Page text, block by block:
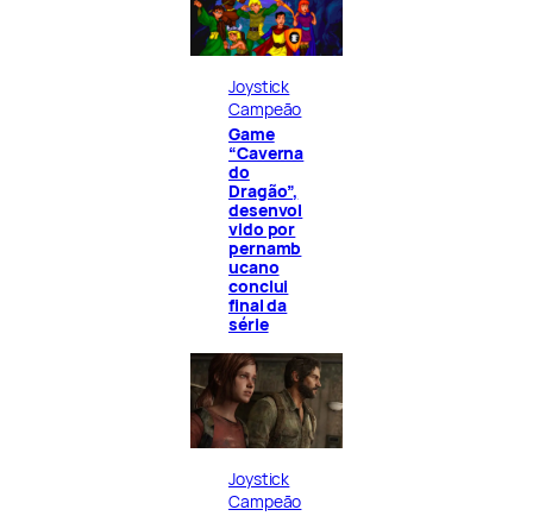
Joystick
Campeão
Game
“Caverna
do
Dragão”,
desenvol
vido por
pernamb
ucano
conclui
final da
série
Joystick
Campeão